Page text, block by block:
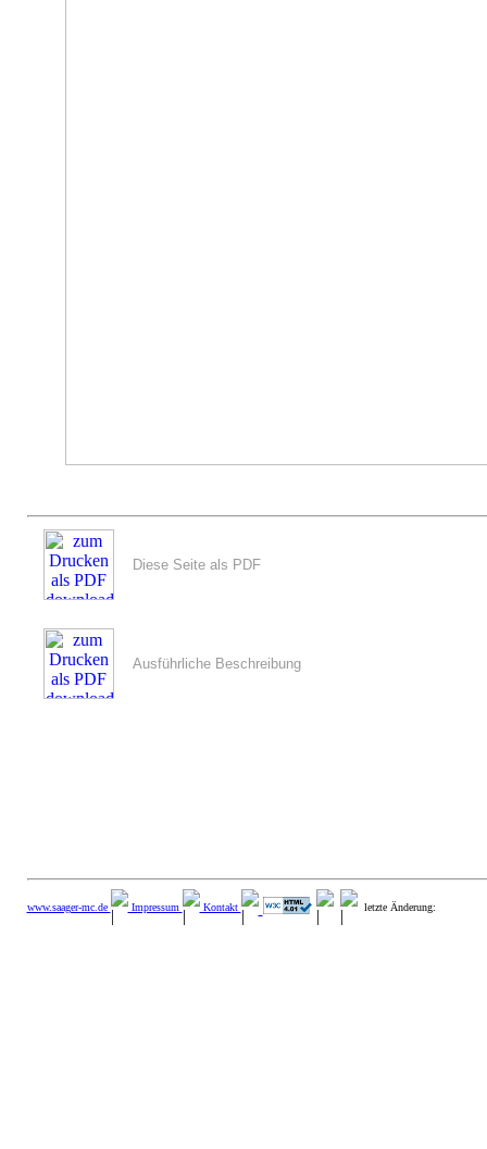
Diese Seite als PDF
Ausführliche Beschreibung
www.saager-mc.de Impressum Kontakt letzte Änderung: